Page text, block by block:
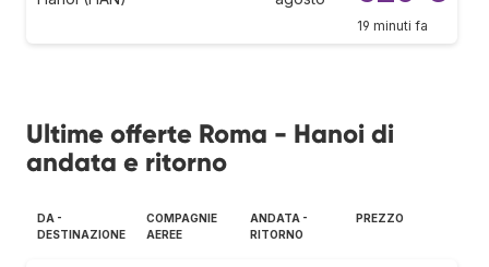
19 minuti fa
Ultime offerte Roma - Hanoi di
andata e ritorno
DA -
DESTINAZIONE
COMPAGNIE
AEREE
ANDATA -
RITORNO
PREZZO